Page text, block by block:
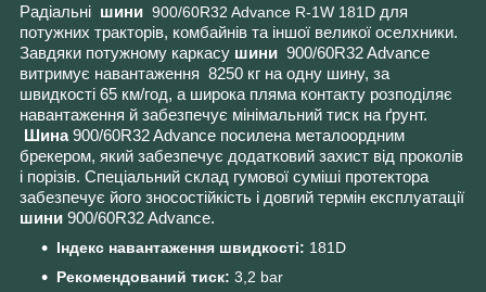
Радіальні шини 900/60R32 Advance R-1W 181D для
потужних тракторів, комбайнів та іншої великої оселхники.
Завдяки потужному каркасу шини 900/60R32 Advance
витримує навантаження 8250 кг на одну шину, за
швидкості 65 км/год, а широка пляма контакту розподіляє
навантаження й забезпечує мінімальний тиск на ґрунт.
Шина900/60R32 Advance посилена металоордним
брекером, який забезпечує додатковий захист від проколів
і порізів. Спеціальний склад гумової суміші протектора
забезпечує його зносостійкість і довгий термін експлуатації
шини 900/60R32 Advance.
Індекс навантаження швидкості: 181D
Рекомендований тиск: 3,2 bar